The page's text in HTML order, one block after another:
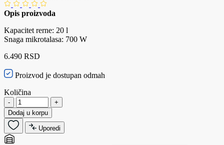
Opis proizvoda
Kapacitet rerne: 20 l
Snaga mikrotalasa: 700 W
6.490 RSD
Proizvod je dostupan odmah
Količina
-
+
Dodaj u korpu
Uporedi